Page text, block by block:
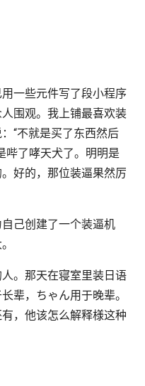
一些元件写了段小程序
围观。我上铺最喜欢装
“不就是买了东西然后
哔了哮天犬了。明明是
好的，那位装逼果然厉
己创建了一个装逼机
。那天在寝室里装日语
辈，ちゃん用于晚辈。
，他该怎么解释様这种